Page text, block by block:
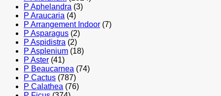
P Aphelandra (3)
P Araucaria (4)
P Arrangement Indoor (7)
P Asparagus (2)
P Aspidistra (2)
P Asplenium (18)
P Aster (41)
P Beaucarnea (74)
P Cactus (787)
P Calathea (76)